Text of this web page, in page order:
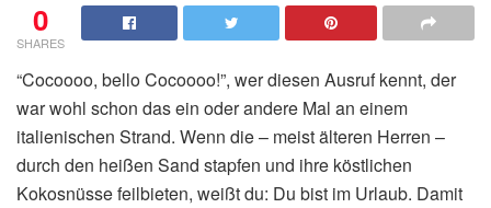
0
SHARES
“Cocoooo, bello Cocoooo!”, wer diesen Ausruf kennt, der
war wohl schon das ein oder andere Mal an einem
italienischen Strand. Wenn die – meist älteren Herren –
durch den heißen Sand stapfen und ihre köstlichen
Kokosnüsse feilbieten, weißt du: Du bist im Urlaub. Damit